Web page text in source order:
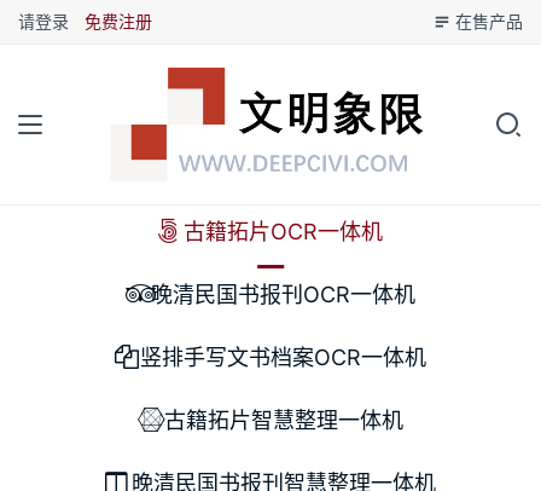
请登录 免费注册 在售产品
古籍拓片OCR一体机
晚清民国书报刊OCR一体机
竖排手写文书档案OCR一体机
古籍拓片智慧整理一体机
晚清民国书报刊智慧整理一体机